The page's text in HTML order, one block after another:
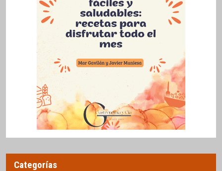
Categorías